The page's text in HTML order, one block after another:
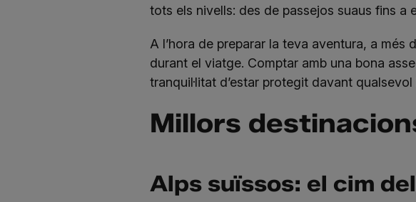
tots els nivells: des de passejos suaus fins a
A l’hora de preparar la teva aventura, a
durant el viatge. Comptar amb una bona
tranquil·litat d’estar protegit davant
Millors
Alps suïssos: el cim